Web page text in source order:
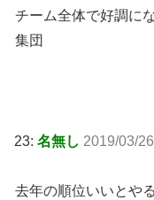
チーム全体で好調に
集団
23: 名無し 2019/03/
去年の順位いいとや